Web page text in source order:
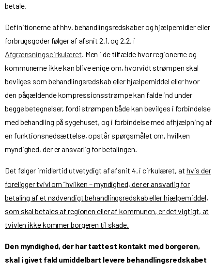
betale.
Definitionerne af hhv. behandlingsredskaber og hjælpemidler eller
forbrugsgoder følger af afsnit 2.1. og 2.2. i
Afgrænsningscirkulæret. Men i de tilfælde hvor regionerne og
kommunerne ikke kan blive enige om, hvorvidt strømpen skal
bevilges som behandlingsredskab eller hjælpemiddel eller hvor
den pågældende kompressionsstrømpe kan falde ind under
begge betegnelser, fordi strømpen både kan bevilges i forbindelse
med behandling på sygehuset, og i forbindelse med afhjælpning af
en funktionsnedsættelse, opstår spørgsmålet om, hvilken
myndighed, der er ansvarlig for betalingen.
Det følger imidlertid utvetydigt af afsnit 4. i cirkulæret, at hvis der
foreligger tvivl om ”hvilken – myndighed, der er ansvarlig for
betaling af et nødvendigt behandlingsredskab eller hjælpemiddel,
som skal betales af regionen eller af kommunen, er det vigtigt, at
tvivlen ikke kommer borgeren til skade.
Den myndighed, der har tættest kontakt med borgeren,
skal i givet fald umiddelbart levere behandlingsredskabet